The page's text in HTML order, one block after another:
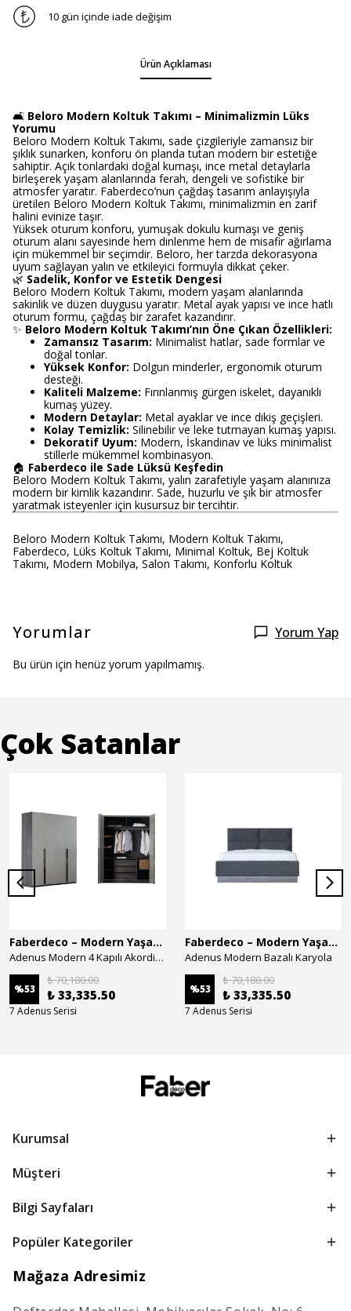
10 gün içinde iade değişim
Ürün Açıklaması
🛋️ Beloro Modern Koltuk Takımı – Minimalizmin Lüks
Yorumu
Beloro Modern Koltuk Takımı, sade çizgileriyle zamansız bir
şıklık sunarken, konforu ön planda tutan modern bir estetiğe
sahiptir. Açık tonlardaki doğal kumaşı, ince metal detaylarla
birleşerek yaşam alanlarında ferah, dengeli ve sofistike bir
atmosfer yaratır. Faberdeco’nun çağdaş tasarım anlayışıyla
üretilen Beloro Modern Koltuk Takımı, minimalizmin en zarif
halini evinize taşır.
Yüksek oturum konforu, yumuşak dokulu kumaşı ve geniş
oturum alanı sayesinde hem dinlenme hem de misafir ağırlama
için mükemmel bir seçimdir. Beloro, her tarzda dekorasyona
uyum sağlayan yalın ve etkileyici formuyla dikkat çeker.
🌿 Sadelik, Konfor ve Estetik Dengesi
Beloro Modern Koltuk Takımı, modern yaşam alanlarında
sakinlik ve düzen duygusu yaratır. Metal ayak yapısı ve ince hatlı
oturum formu, çağdaş bir zarafet kazandırır.
✨ Beloro Modern Koltuk Takımı’nın Öne Çıkan Özellikleri:
Zamansız Tasarım: Minimalist hatlar, sade formlar ve
doğal tonlar.
Yüksek Konfor: Dolgun minderler, ergonomik oturum
desteği.
Kaliteli Malzeme: Fırınlanmış gürgen iskelet, dayanıklı
kumaş yüzey.
Modern Detaylar: Metal ayaklar ve ince dikiş geçişleri.
Kolay Temizlik: Silinebilir ve leke tutmayan kumaş yapısı.
Dekoratif Uyum: Modern, İskandinav ve lüks minimalist
stillerle mükemmel kombinasyon.
🏠 Faberdeco ile Sade Lüksü Keşfedin
Beloro Modern Koltuk Takımı, yalın zarafetiyle yaşam alanınıza
modern bir kimlik kazandırır. Sade, huzurlu ve şık bir atmosfer
yaratmak isteyenler için kusursuz bir tercihtir.
Beloro Modern Koltuk Takımı, Modern Koltuk Takımı,
Faberdeco, Lüks Koltuk Takımı, Minimal Koltuk, Bej Koltuk
Takımı, Modern Mobilya, Salon Takımı, Konforlu Koltuk
Yorumlar Yorum Yap
Bu ürün için henüz yorum yapılmamış.
Çok Satanlar
Faberdeco – Modern Yaşam Alanları İçin Özel Tasarım Mobilyalar
Adenus Modern 4 Kapılı Akordion Dolap
%53
₺ 70,180.00
₺ 33,335.50
7 Adenus Serisi
Faberdeco – Modern Yaşam Alanları İçin Özel Tasarım Mobilyalar
Adenus Modern Bazalı Karyola
%53
₺ 70,180.00
₺ 33,335.50
7 Adenus Serisi
Kurumsal
Müşteri
Bilgi Sayfaları
Popüler Kategoriler
Mağaza Adresimiz